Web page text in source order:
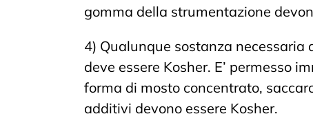
gomma della strumentazione
4) Qualunque sostanza necessaria
deve essere Kosher. E’ permesso
forma di mosto concentrato,
additivi devono essere Kosher.